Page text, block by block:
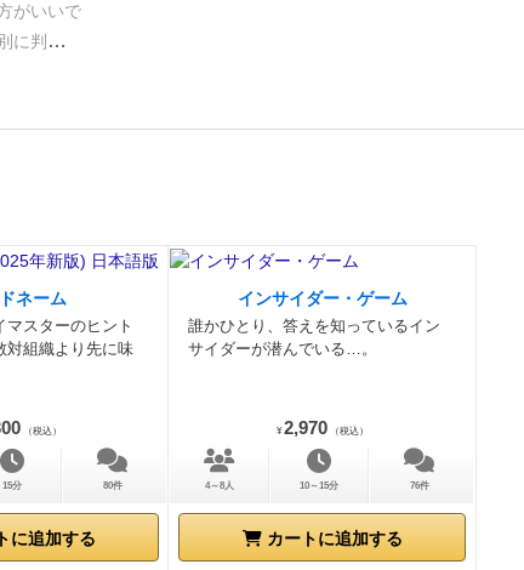
がいいで
に判定師
できあが
かを判定
くるのは
メンタル
れば、こ
ネーム
マスターのヒント
対組織より先に味
（税込）
15分 80件
に追加する
インサイダー・ゲーム
誰かひとり、答えを知っているイン
サイダーが潜んでいる…。
¥ 2,970 （税込）
4～8人 10～15分 76件
カートに追加する